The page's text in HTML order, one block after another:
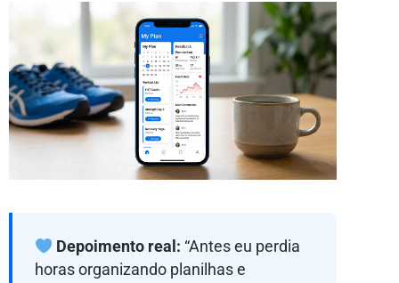
Depoimento real: “Antes eu perdia
horas organizando planilhas e